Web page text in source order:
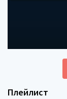
Плейлист